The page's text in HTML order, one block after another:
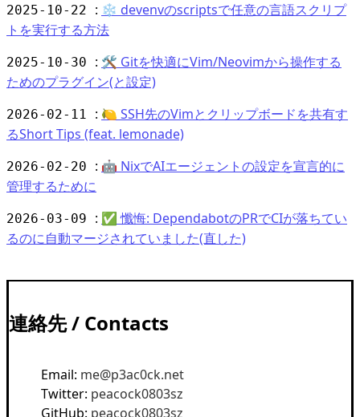
2025-10-22 : ❄ devenvのscriptsで任意の言語スクリプ
トを実行する方法
2025-10-30 : 🛠 Gitを快適にVim/Neovimから操作する
ためのプラグイン(と設定)
2026-02-11 : 🍋 SSH先のVimとクリップボードを共有す
るShort Tips (feat. lemonade)
2026-02-20 : 🤖 NixでAIエージェントの設定を宣言的に
管理するために
2026-03-09 : ✅ 懺悔: DependabotのPRでCIが落ちてい
るのに自動マージされていました(直した)
連絡先 / Contacts
Email: me@p3ac0ck.net
Twitter: peacock0803sz
GitHub: peacock0803sz